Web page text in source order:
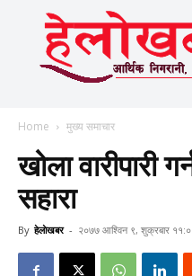
Home मुख्य समाचार
खोला वारीपारी
सहारा
By हेलाेखबर - २०७७ आश्विन ९, शुक्रबार